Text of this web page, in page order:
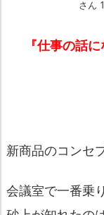
さん
『仕事の話
新商品のコンセ
会議室で一番乗